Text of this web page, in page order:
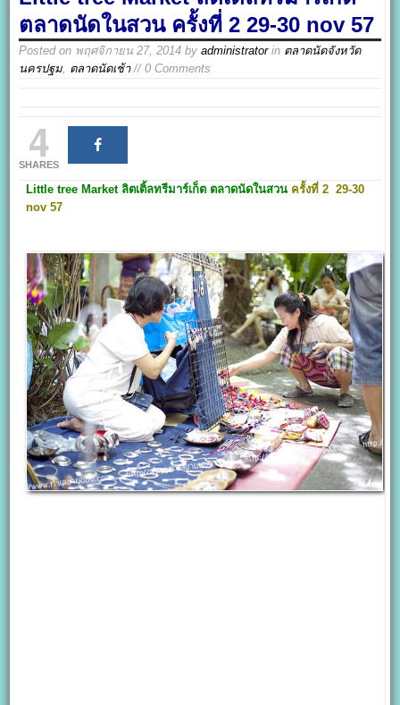
ตลาดนัดในสวน ครั้งที่ 2 29-30 nov 57
Posted on พฤศจิกายน 27, 2014 byadministratorin ตลาดนัดจังหวัด
นครปฐม, ตลาดนัดเช้า// 0 Comments
4
SHARES
Little tree Market ลิตเติ้ลทรีมาร์เก็ต ตลาดนัดในสวน ครั้งที่ 2 29-30
nov 57